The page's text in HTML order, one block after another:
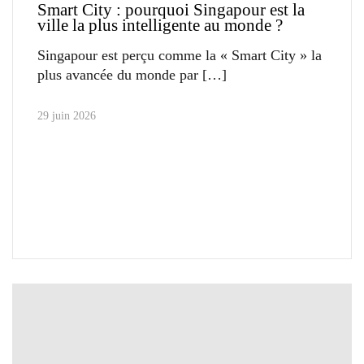
Smart City : pourquoi Singapour est la
ville la plus intelligente au monde ?
Singapour est perçu comme la « Smart City » la
plus avancée du monde par
29 juin 2026